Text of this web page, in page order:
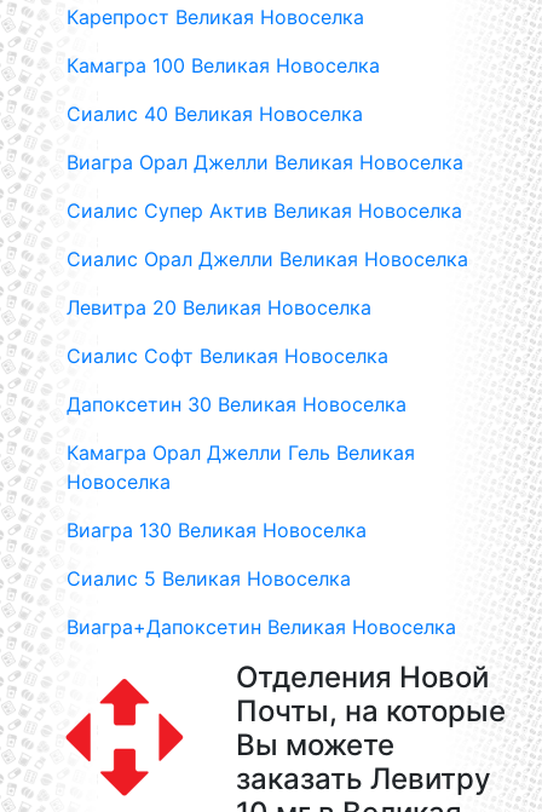
Карепрост Великая Новоселка
Камагра 100 Великая Новоселка
Сиалис 40 Великая Новоселка
Виагра Орал Джелли Великая Новоселка
Сиалис Супер Актив Великая Новоселка
Сиалис Орал Джелли Великая Новоселка
Левитра 20 Великая Новоселка
Сиалис Софт Великая Новоселка
Дапоксетин 30 Великая Новоселка
Камагра Орал Джелли Гель Великая
Новоселка
Виагра 130 Великая Новоселка
Сиалис 5 Великая Новоселка
Виагра+Дапоксетин Великая Новоселка
Отделения Новой
Почты, на которые
Вы можете
заказать Левитру